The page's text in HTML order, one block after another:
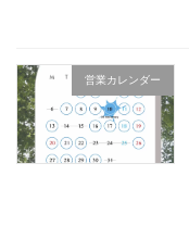
営業カレンダー